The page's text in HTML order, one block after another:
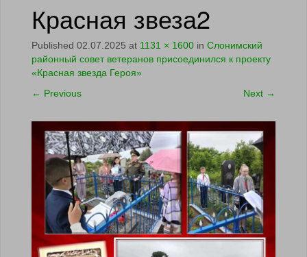
Красная звеза2
Published 02.07.2025 at 1131 × 1600 in Слонимский
районный совет ветеранов присоединился к проекту
«Красная звезда Героя»
← Previous Next →